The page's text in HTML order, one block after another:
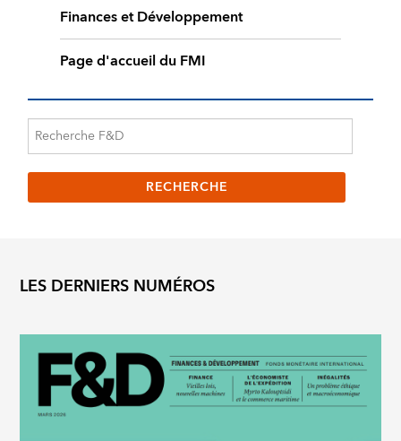
Finances et Développement
Page d'accueil du FMI
LES DERNIERS NUMÉROS